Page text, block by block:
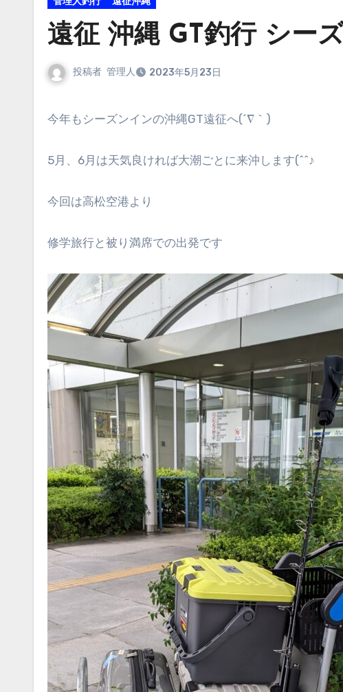
遠征 沖縄 GT釣行 シー
投稿者 管理人 2023年5月23日
今年もシーズンインの沖縄GT遠征へ(´∇｀)
5月、6月は天気良ければ大潮ごとに来沖します(^^♪
今回は高松空港より
修学旅行と被り満席での出発です